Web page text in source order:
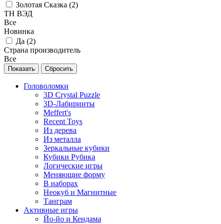
Золотая Сказка (2)
ТН ВЭД
Все
Новинка
Да (2)
Страна производитель
Все
Головоломки
3D Crystal Puzzle
3D-Лабиринты
Meffert's
Recent Toys
Из дерева
Из металла
Зеркальные кубики
Кубики Рубика
Логические игры
Меняющие форму
В наборах
Неокуб и Магнитные
Танграм
Активные игры
Йо-йо и Кендама